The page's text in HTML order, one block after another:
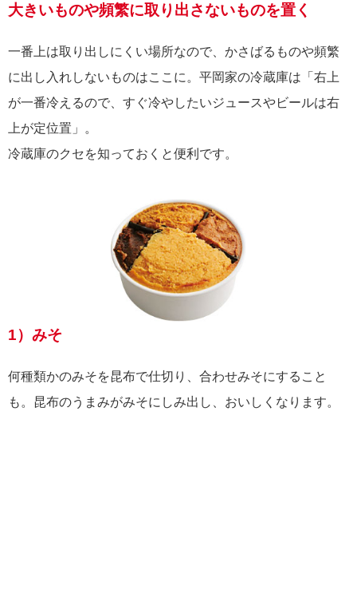
大きいものや頻繁に取り出さないものを置く
一番上は取り出しにくい場所なので、かさばるものや頻繁
に出し入れしないものはここに。平岡家の冷蔵庫は「右上
が一番冷えるので、すぐ冷やしたいジュースやビールは右
上が定位置」。
冷蔵庫のクセを知っておくと便利です。
1）みそ
何種類かのみそを昆布で仕切り、合わせみそにすること
も。昆布のうまみがみそにしみ出し、おいしくなります。